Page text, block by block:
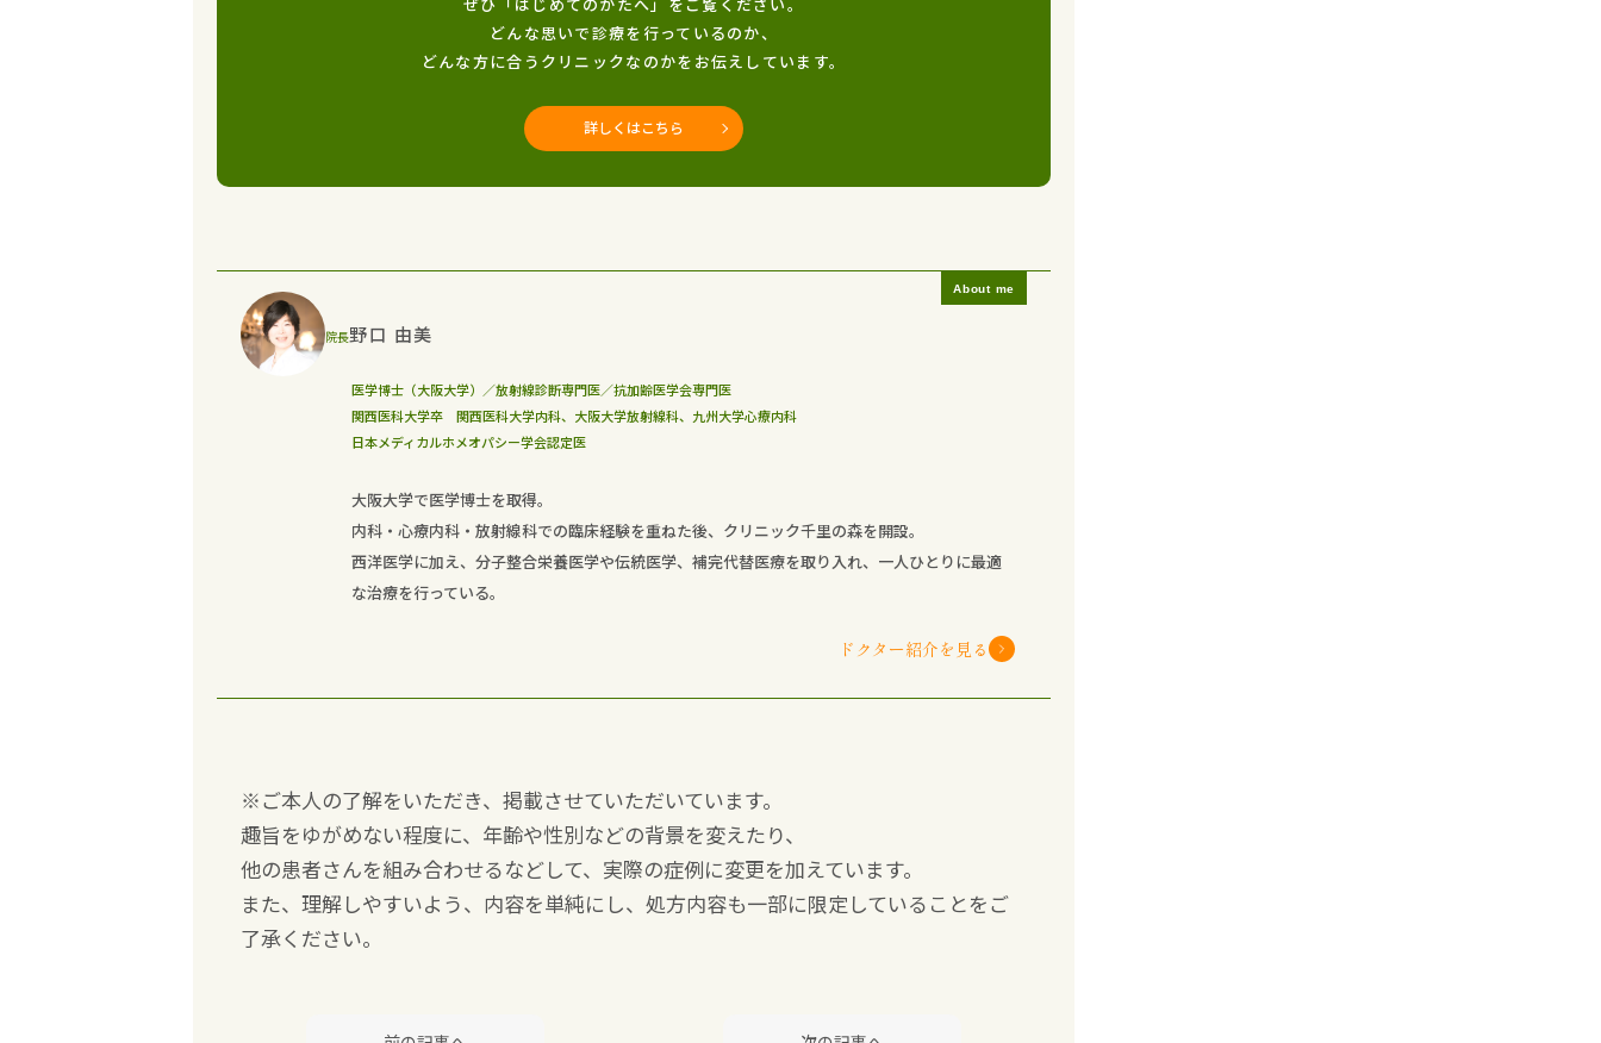
どんな思いで診療を行っているのか、
どんな方に合うクリニックなのかをお伝えしています。
詳しくはこちら
院長野口 由美
医学博士（大阪大学）／放射線診断専門医／抗加齢医学会専門医
関西医科大学卒 関西医科大学内科、大阪大学放射線科、九州大学心療内科
日本メディカルホメオパシー学会認定医
大阪大学で医学博士を取得。
内科・心療内科・放射線科での臨床経験を重ねた後、クリニック千里の森を開設。
西洋医学に加え、分子整合栄養医学や伝統医学、補完代替医療を取り入れ、一人ひとりに最適
な治療を行っている。
ドクター紹介を見る
※ご本人の了解をいただき、掲載させていただいています。
趣旨をゆがめない程度に、年齢や性別などの背景を変えたり、
他の患者さんを組み合わせるなどして、実際の症例に変更を加えています。
また、理解しやすいよう、内容を単純にし、処方内容も一部に限定していることをご
了承ください。